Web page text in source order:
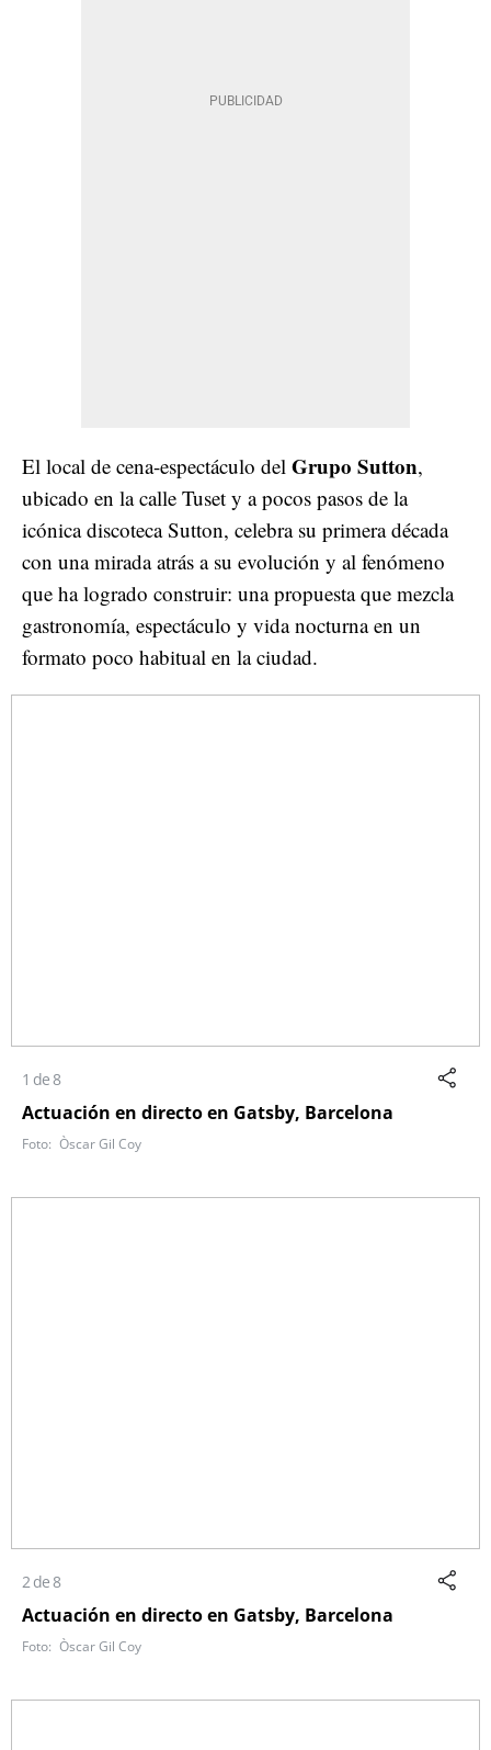
El local de cena-espectáculo del Grupo Sutton,
ubicado en la calle Tuset y a pocos pasos de la
icónica discoteca Sutton, celebra su primera década
con una mirada atrás a su evolución y al fenómeno
que ha logrado construir: una propuesta que mezcla
gastronomía, espectáculo y vida nocturna en un
formato poco habitual en la ciudad.
1 de 8
Actuación en directo en Gatsby, Barcelona
Òscar Gil Coy
2 de 8
Actuación en directo en Gatsby, Barcelona
Òscar Gil Coy